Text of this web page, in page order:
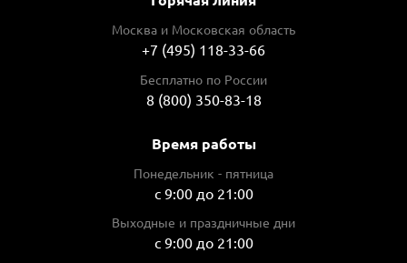
Москва и Московская область
+7 (495) 118-33-66
Бесплатно по России
8 (800) 350-83-18
Время работы
Понедельник - пятница
с 9:00 до 21:00
Выходные и праздничные дни
с 9:00 до 21:00